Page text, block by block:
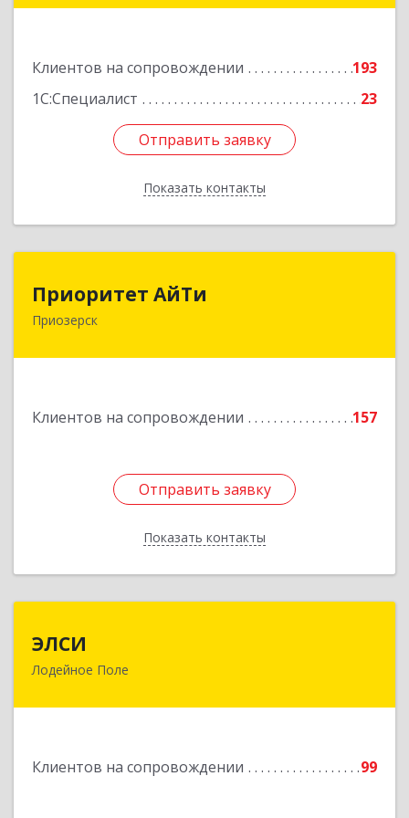
Клиентов на сопровождении
193
1С:Специалист
23
Отправить заявку
Показать контакты
Отправить заявку
Назад
Приоритет АйТи
Приозерск
Клиентов на сопровождении 157
Отправить заявку
Показать контакты
188760, Ленинградская обл, Приозерский р-н,
Подробнее
Отправить заявку
Назад
ЭЛСИ
Лодейное Поле
Клиентов на сопровождении 99
187700, Ленинградская обл, Лодейное Поле г,